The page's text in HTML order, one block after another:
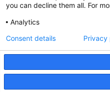
you can decline them all. For
Analytics
Consent details Privacy